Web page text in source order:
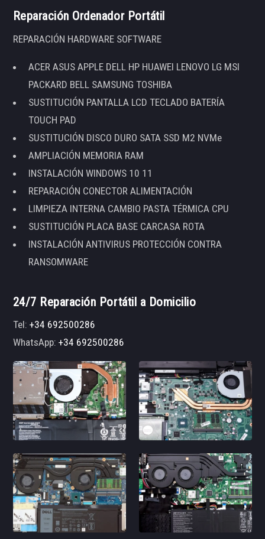
Reparación Ordenador Portátil
REPARACIÓN HARDWARE SOFTWARE
ACER ASUS APPLE DELL HP HUAWEI LENOVO LG MSI
PACKARD BELL SAMSUNG TOSHIBA
SUSTITUCIÓN PANTALLA LCD TECLADO BATERÍA
TOUCH PAD
SUSTITUCIÓN DISCO DURO SATA SSD M2 NVMe
AMPLIACIÓN MEMORIA RAM
INSTALACIÓN WINDOWS 10 11
REPARACIÓN CONECTOR ALIMENTACIÓN
LIMPIEZA INTERNA CAMBIO PASTA TÉRMICA CPU
SUSTITUCIÓN PLACA BASE CARCASA ROTA
INSTALACIÓN ANTIVIRUS PROTECCIÓN CONTRA
RANSOMWARE
24/7 Reparación Portátil a Domicilio
Tel:+34 692500286
WhatsApp:+34 692500286